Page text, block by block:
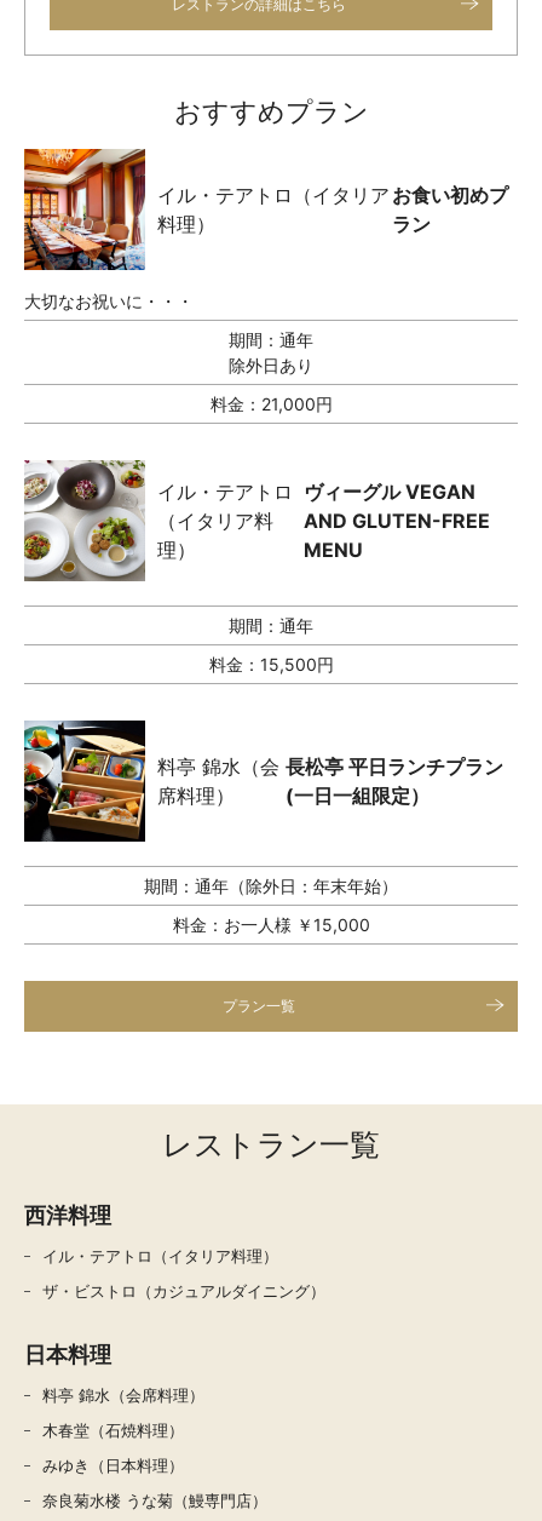
レストランの詳細はこちら
おすすめプラン
イル・テアトロ（イタリア
料理）
お食い初めプ
ラン
大切なお祝いに・・・
期間： 通年
除外日あり
料金： 21,000円
イル・テアトロ
（イタリア料
理）
ヴィーグル VEGAN
AND GLUTEN-FREE
MENU
期間： 通年
料金： 15,500円
料亭 錦水（会
席料理）
長松亭 平日ランチプラン
(一日一組限定）
期間： 通年（除外日：年末年始）
料金： お一人様 ￥15,000
プラン一覧
レストラン一覧
西洋料理
イル・テアトロ（イタリア料理）
ザ・ビストロ（カジュアルダイニング）
日本料理
料亭 錦水（会席料理）
木春堂（石焼料理）
みゆき（日本料理）
奈良菊水楼 うな菊（鰻専門店）